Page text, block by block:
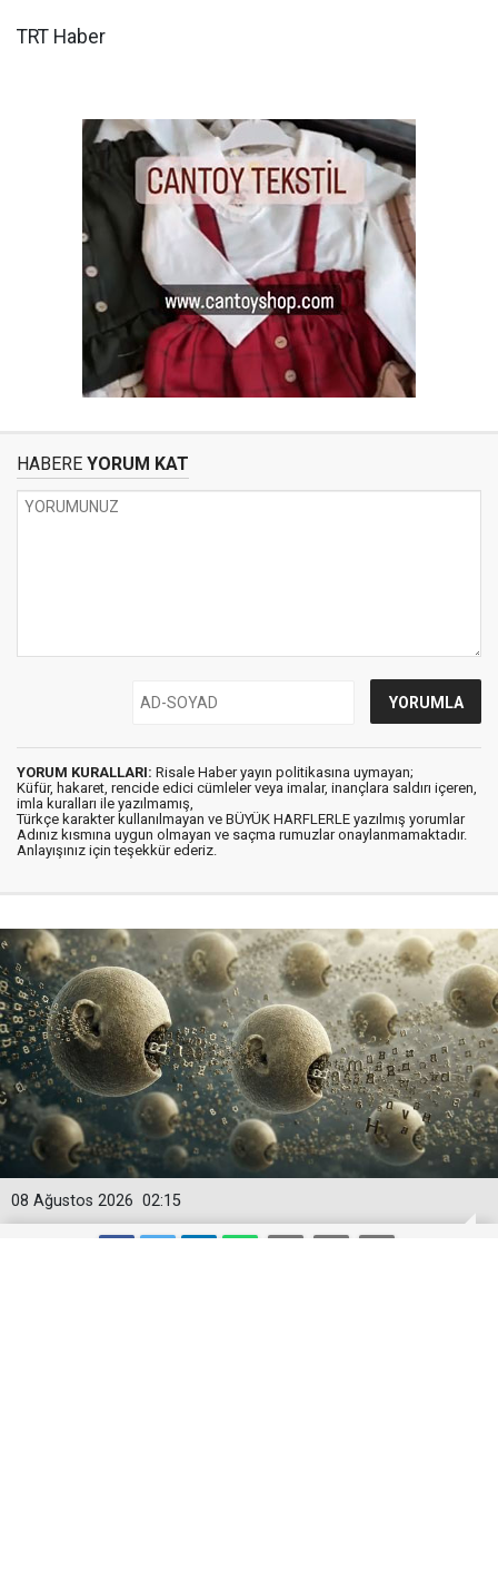
TRT Haber
HABERE YORUM KAT
YORUM KURALLARI: Risale Haber yayın politikasına uymayan;
Küfür, hakaret, rencide edici cümleler veya imalar, inançlara saldırı içeren,
imla kuralları ile yazılmamış,
Türkçe karakter kullanılmayan ve BÜYÜK HARFLERLE yazılmış yorumlar
Adınız kısmına uygun olmayan ve saçma rumuzlar onaylanmamaktadır.
Anlayışınız için teşekkür ederiz.
02:15
08 Ağustos 2026